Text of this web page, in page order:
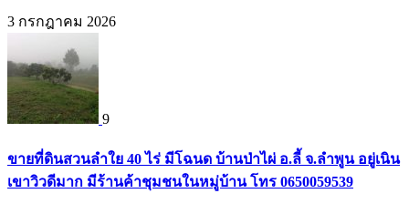
3 กรกฎาคม 2026
9
ขายที่ดินสวนลำใย 40 ไร่ มีโฉนด บ้านป่าไผ่ อ.ลี้ จ.ลำพูน อยู่เนิน
เขาวิวดีมาก มีร้านค้าชุมชนในหมู่บ้าน โทร 0650059539